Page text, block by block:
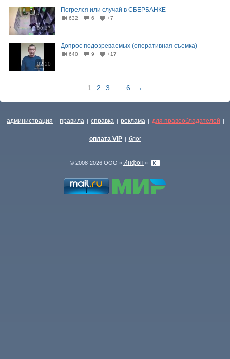
00:17
Погрелся или случай в СБЕРБАНКЕ
632 6 +7
02:20
Допрос подозреваемых (оперативная съемка)
640 9 +17
1 2 3 6 →
администрация | правила | справка | реклама | для правообладателей |
оплата VIP | блог
© 2008-2026 ООО « Инфон »